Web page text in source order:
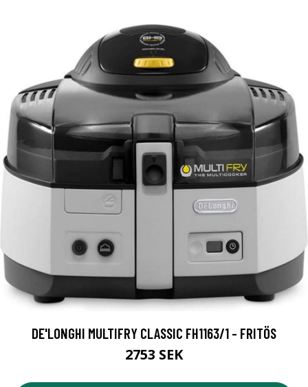
DE'LONGHI MULTIFRY CLASSIC FH1163/1 - FRITÖS
2753 SEK